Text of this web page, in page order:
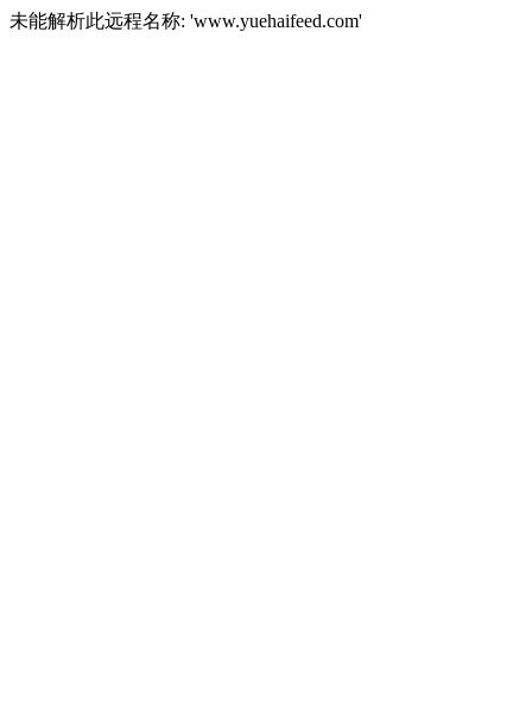
未能解析此远程名称: 'www.yuehaifeed.com'